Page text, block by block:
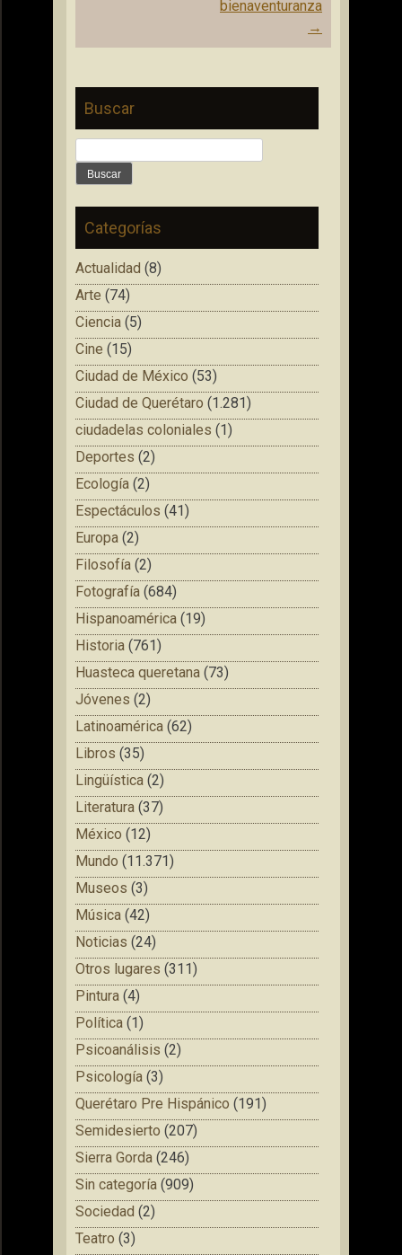
bienaventuranza
→
Buscar
Categorías
Actualidad (8)
Arte (74)
Ciencia (5)
Cine (15)
Ciudad de México (53)
Ciudad de Querétaro (1.281)
ciudadelas coloniales (1)
Deportes (2)
Ecología (2)
Espectáculos (41)
Europa (2)
Filosofía (2)
Fotografía (684)
Hispanoamérica (19)
Historia (761)
Huasteca queretana (73)
Jóvenes (2)
Latinoamérica (62)
Libros (35)
Lingüística (2)
Literatura (37)
México (12)
Mundo (11.371)
Museos (3)
Música (42)
Noticias (24)
Otros lugares (311)
Pintura (4)
Política (1)
Psicoanálisis (2)
Psicología (3)
Querétaro Pre Hispánico (191)
Semidesierto (207)
Sierra Gorda (246)
Sin categoría (909)
Sociedad (2)
Teatro (3)